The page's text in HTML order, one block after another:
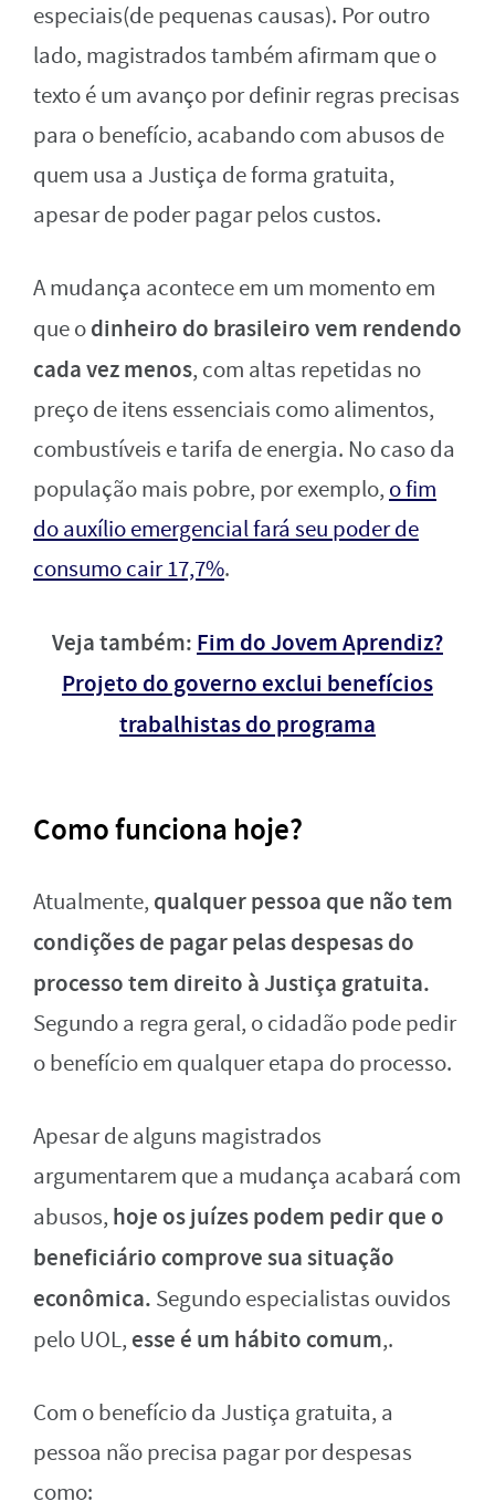
especiais(de pequenas causas). Por outro
lado, magistrados também afirmam que o
texto é um avanço por definir regras precisas
para o benefício, acabando com abusos de
quem usa a Justiça de forma gratuita,
apesar de poder pagar pelos custos.
A mudança acontece em um momento em
que odinheiro do brasileiro vem rendendo
cada vez menos, com altas repetidas no
preço de itens essenciais como alimentos,
combustíveis e tarifa de energia. No caso da
população mais pobre, por exemplo, o fim
do auxílio emergencial fará seu poder de
consumo cair 17,7%.
Veja também: Fim do Jovem Aprendiz?
Projeto do governo exclui benefícios
trabalhistas do programa
Como funciona hoje?
Atualmente, qualquer pessoa que não tem
condições de pagar pelas despesas do
processo tem direito à Justiça gratuita.
Segundo a regra geral, o cidadão pode pedir
o benefício em qualquer etapa do processo.
Apesar de alguns magistrados
argumentarem que a mudança acabará com
abusos, hoje os juízes podem pedir que o
beneficiário comprove sua situação
econômica. Segundo especialistas ouvidos
pelo UOL, esse é um hábito comum,.
Com o benefício da Justiça gratuita, a
pessoa não precisa pagar por despesas
como: